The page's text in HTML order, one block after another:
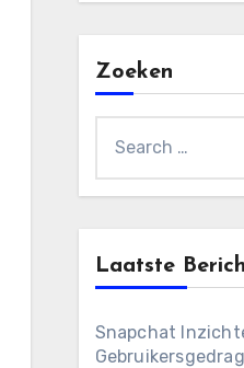
Zoeken
for:
Laatste
Snapchat
Gebruikersgedrag